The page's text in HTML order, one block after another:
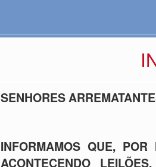
SENHORES
INFORMAMOS QUE,
ACONTECENDO